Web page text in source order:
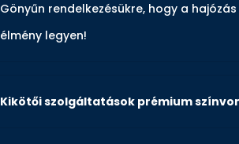
Gönyűn rendelkezésükre, hogy a
élmény legyen!
Kikötői szolgáltatások prémium